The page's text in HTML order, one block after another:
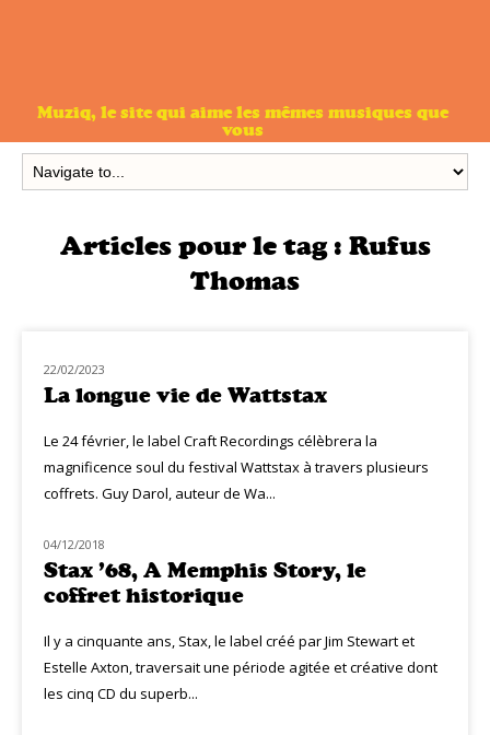
Muziq, le site qui aime les mêmes musiques que
vous
Articles pour le tag : Rufus
Thomas
NOUVEAUTÉS
22/02/2023
La longue vie de Wattstax
Le 24 février, le label Craft Recordings célèbrera la
magnificence soul du festival Wattstax à travers plusieurs
coffrets. Guy Darol, auteur de Wa...
CLASSIQ SOUL-FUNK
04/12/2018
Stax ’68, A Memphis Story, le
coffret historique
Il y a cinquante ans, Stax, le label créé par Jim Stewart et
Estelle Axton, traversait une période agitée et créative dont
les cinq CD du superb...